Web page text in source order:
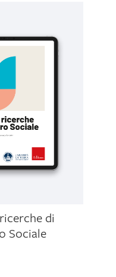
di
Sociale